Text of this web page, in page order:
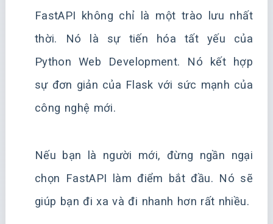
FastAPI không chỉ là một trào lưu nhất
thời. Nó là sự tiến hóa tất yếu của
Python Web Development. Nó kết hợp
sự đơn giản của Flask với sức mạnh của
công nghệ mới.
Nếu bạn là người mới, đừng ngần ngại
chọn FastAPI làm điểm bắt đầu. Nó sẽ
giúp bạn đi xa và đi nhanh hơn rất nhiều.